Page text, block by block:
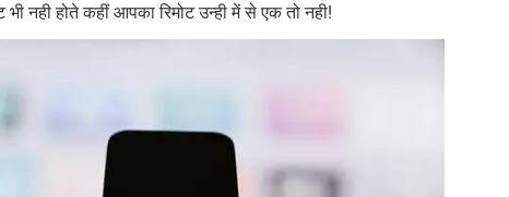
नही होते कहीं आपका रिमोट उन्ही में से एक तो नही!